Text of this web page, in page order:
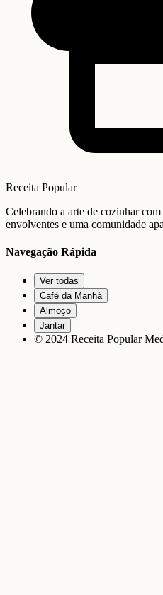
Receita Popular
Celebrando a arte de cozinhar
envolventes e uma comunidade
Navegação Rápida
Ver todas
Café da Manhã
Almoço
Jantar
© 2024 Receita Popular